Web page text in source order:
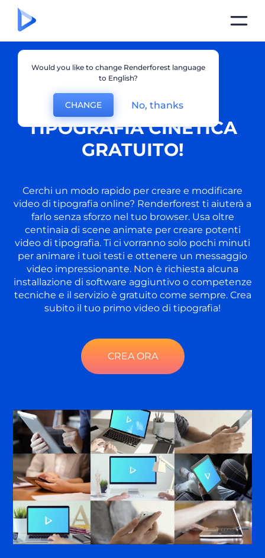
GENERATORE DI
TIPOGRAFIA CINETICA
GRATUITO!
Cerchi un modo rapido per creare e modificare
video di tipografia online? Renderforest ti aiuterà a
farlo senza sforzo nel tuo browser. Usa oltre
centinaia di scene animate per creare potenti
video di tipografia. Ti ci vorranno solo pochi minuti
per animare i tuoi testi e ottenere un messaggio
video impressionante. Non è richiesta alcuna
installazione di software aggiuntivo o competenze
tecniche e il servizio è gratuito come sempre. Crea
subito il tuo primo video di tipografia!
CREA ORA
Would you like to change Renderforest language
to English?
CHANGE No, thanks